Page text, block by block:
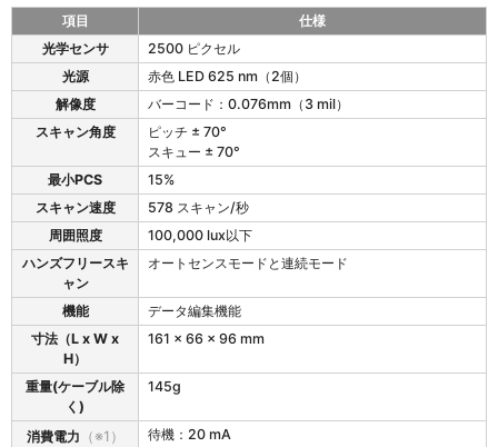
5
の
様
項目
仕様
光学センサ
2500 ピクセル
光源
赤色 LED 625 nm（2個）
解像度
バーコード：0.076mm（3 mil）
スキャン角度
ピッチ ± 70°
スキュー ± 70°
最小PCS
15%
スキャン速度
578 スキャン/秒
周囲照度
100,000 lux以下
ハンズフリースキ
ャン
オートセンスモードと連続モード
機能
データ編集機能
寸法（L x W x
H）
161 x 66 x 96 mm
重量(ケーブル除
く)
145g
消費電力 （※1）
待機：20 mA